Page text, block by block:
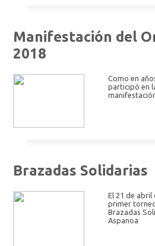
Manifestación del
2018
Como en
participó en
Brazadas Solidarias
El 21 de abril
primer
Brazadas
Aspanoa